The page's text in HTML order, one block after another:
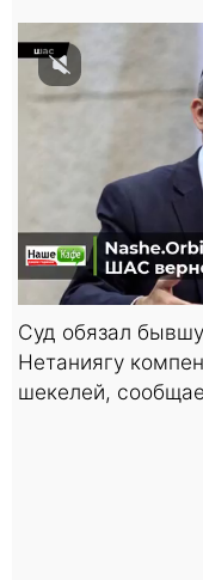
Суд обязал
Нетаниягу
шекелей,